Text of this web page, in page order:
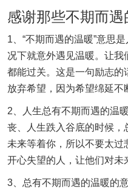
感谢那些不期而
1、“不期而遇的温暖”意思
况下就意外遇见温暖。让
都能过关。这是一句励志
放弃希望，因为希望绵延不
2、人生总有不期而遇的温
丧、人生跌入谷底的时候，
未来等着你，所以不要太
开心失望的人，让他们对未
3、总有不期而遇的温暖的